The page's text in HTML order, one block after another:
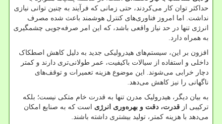
حداکثر توان کار می‌کردند، حتی زمانی که فرآیند به چنین توانی نیازی
نداشت. اما امروز فناوری‌های کنترل هوشمند باعث شده مصرف
انرژی تنها در حد نیاز واقعی باشد، که این امر صرفه‌جویی چشمگیری
به همراه دارد.
افزون بر این، سیستم‌های هیدرولیکی جدید به دلیل کاهش اصطکاک
داخلی و استفاده از سیالات باکیفیت، عمر طولانی‌تری دارند و کمتر
دچار خرابی می‌شوند. این موضوع هزینه تعمیرات و توقف‌های
ناگهانی را نیز کاهش می‌دهد.
به بیان دیگر، هیدرولیک مدرن تنها به قدرت خام متکی نیست؛ بلکه
ترکیبی از قدرت، دقت و بهره‌وری انرژی است که به صنایع امکان
می‌دهد با هزینه کمتر، تولید بیشتری داشته باشند.